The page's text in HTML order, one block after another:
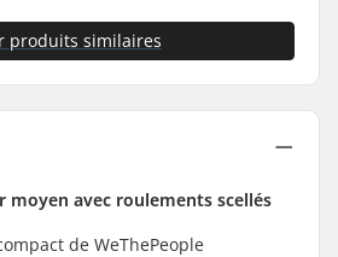
produits similaires
moyen avec roulements scellés
de WeThePeople